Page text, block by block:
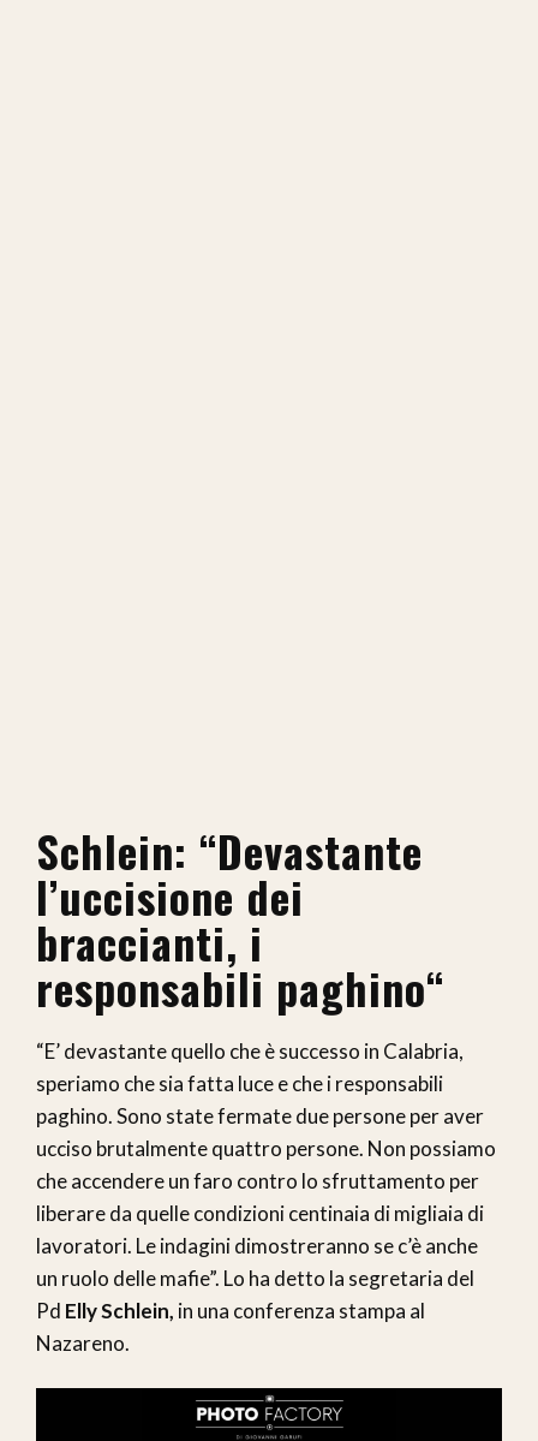
Schlein: “Devastante
l’uccisione dei
braccianti, i
responsabili paghino“
“E’ devastante quello che è successo in Calabria,
speriamo che sia fatta luce e che i responsabili
paghino. Sono state fermate due persone per aver
ucciso brutalmente quattro persone. Non possiamo
che accendere un faro contro lo sfruttamento per
liberare da quelle condizioni centinaia di migliaia di
lavoratori. Le indagini dimostreranno se c’è anche
un ruolo delle mafie”. Lo ha detto la segretaria del
Pd Elly Schlein, in una conferenza stampa al
Nazareno.